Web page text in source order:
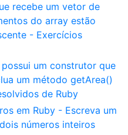
recebe um vetor de
do array estão
- Exercícios
um construtor que
um método getArea()
de Ruby
em Ruby - Escreva um
números inteiros